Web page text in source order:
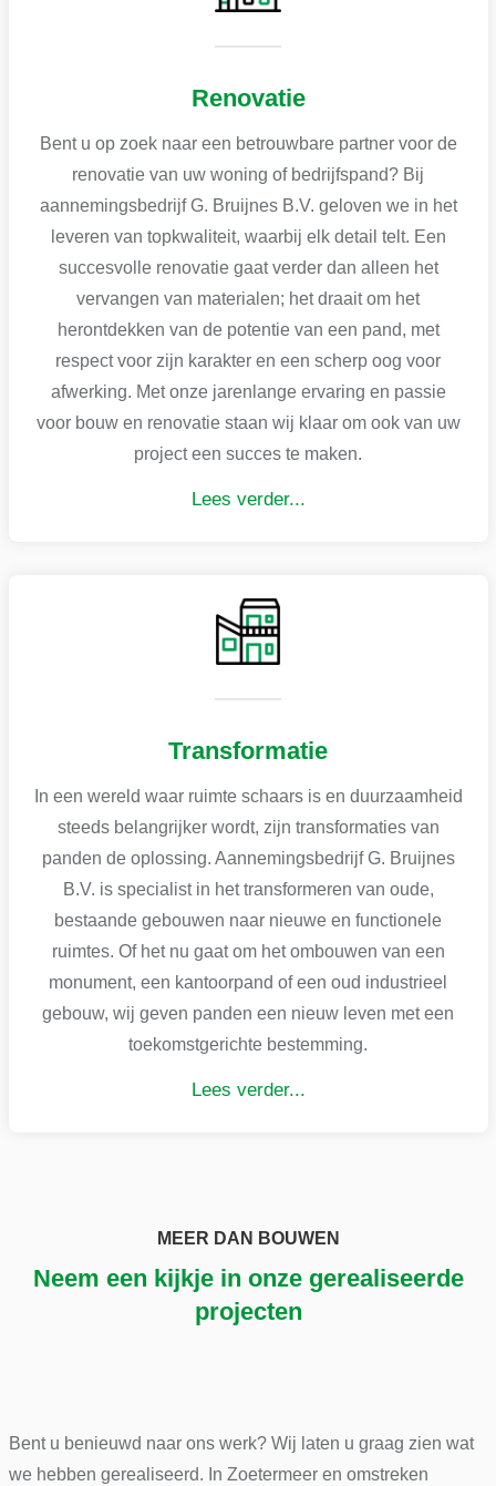
Renovatie
Bent u op zoek naar een betrouwbare partner voor de
renovatie van uw woning of bedrijfspand? Bij
aannemingsbedrijf G. Bruijnes B.V. geloven we in het
leveren van topkwaliteit, waarbij elk detail telt. Een
succesvolle renovatie gaat verder dan alleen het
vervangen van materialen; het draait om het
herontdekken van de potentie van een pand, met
respect voor zijn karakter en een scherp oog voor
afwerking. Met onze jarenlange ervaring en passie
voor bouw en renovatie staan wij klaar om ook van uw
project een succes te maken.
Lees verder...
Transformatie
In een wereld waar ruimte schaars is en duurzaamheid
steeds belangrijker wordt, zijn transformaties van
panden de oplossing. Aannemingsbedrijf G. Bruijnes
B.V. is specialist in het transformeren van oude,
bestaande gebouwen naar nieuwe en functionele
ruimtes. Of het nu gaat om het ombouwen van een
monument, een kantoorpand of een oud industrieel
gebouw, wij geven panden een nieuw leven met een
toekomstgerichte bestemming.
Lees verder...
MEER DAN BOUWEN
Neem een kijkje in onze gerealiseerde
projecten
Bent u benieuwd naar ons werk? Wij laten u graag zien wat
we hebben gerealiseerd. In Zoetermeer en omstreken